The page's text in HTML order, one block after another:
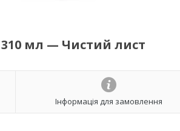
310 мл — Чистий лист
Інформація для замовлення